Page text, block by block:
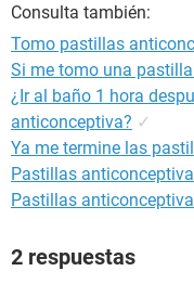
Consulta también:
Tomo pastillas
Si me tomo una
¿Ir al baño 1 hora
anticonceptiva? ✓
Ya me termine las
Pastillas
Pastillas
2 respuestas